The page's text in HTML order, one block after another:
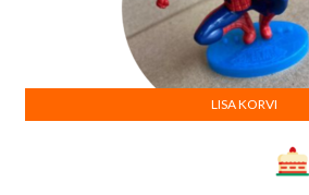
LISA KORVI